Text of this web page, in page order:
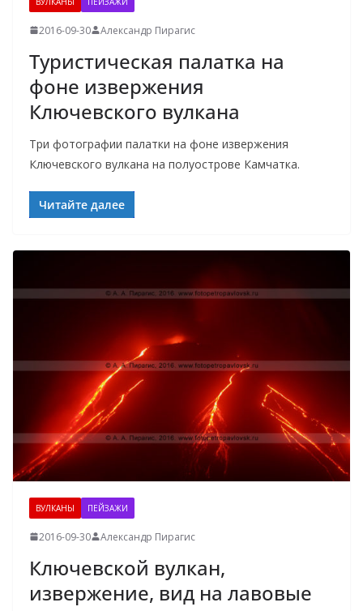
2016-09-30 Александр Пирагис
Туристическая палатка на
фоне извержения
Ключевского вулкана
Три фотографии палатки на фоне извержения
Ключевского вулкана на полуострове Камчатка.
Читайте далее
ВУЛКАНЫ ПЕЙЗАЖИ
2016-09-30 Александр Пирагис
Ключевской вулкан,
извержение, вид на лавовые